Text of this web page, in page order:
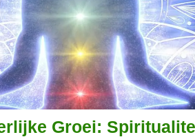
Groei: